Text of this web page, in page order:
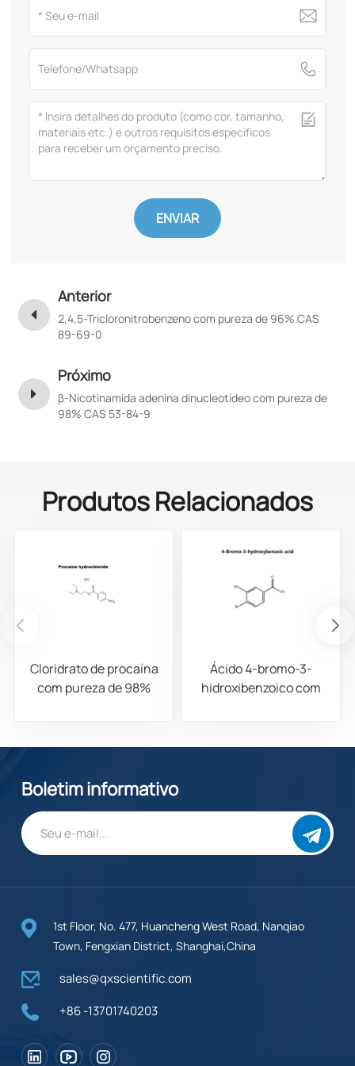
ENVIAR
Anterior
2,4,5-Tricloronitrobenzeno com pureza de 96% CAS
89-69-0
Próximo
β-Nicotinamida adenina dinucleotídeo com pureza de
98% CAS 53-84-9
Produtos Relacionados
Cloridrato de procaína
com pureza de 98%
Ácido 4-bromo-3-
hidroxibenzoico com
Boletim informativo
1st Floor, No. 477, Huancheng West Road, Nanqiao
Town, Fengxian District, Shanghai,China
sales@qxscientific.com
+86 -13701740203